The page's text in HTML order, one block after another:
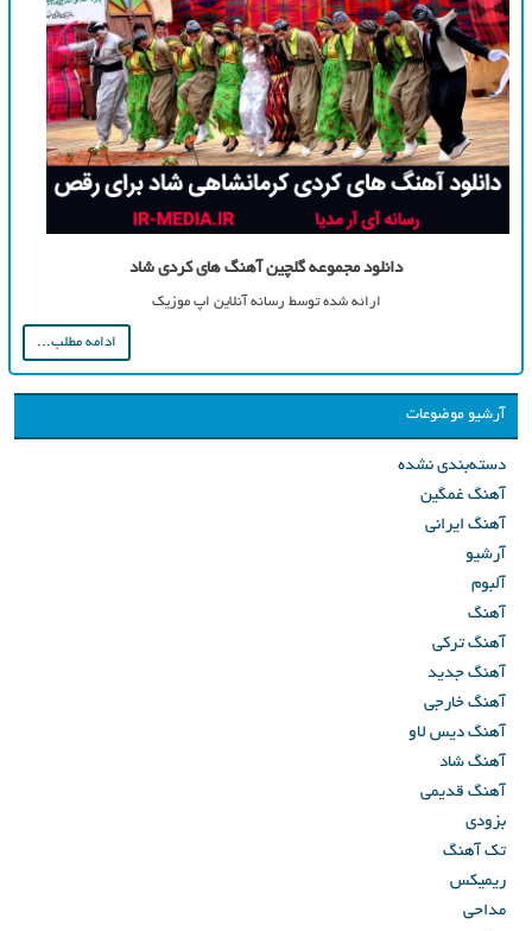
دانلود مجموعه گلچین آهنگ های کردی شاد
ارائه شده توسط رسانه آنلاین اپ موزیک
ادامه مطلب...
آرشیو موضوعات
دسته‌بندی نشده
آهنگ غمگین
آهنگ ایرانی
آرشیو
آلبوم
آهنگ
آهنگ ترکی
آهنگ جدید
آهنگ خارجی
آهنگ دیس لاو
آهنگ شاد
آهنگ قدیمی
بزودی
تک آهنگ
ریمیکس
مداحی